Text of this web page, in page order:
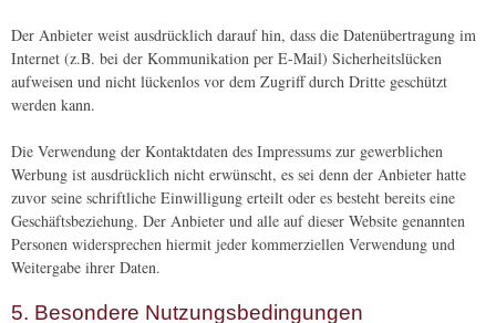
Der Anbieter weist ausdrücklich darauf hin, dass die Datenübertragung im
Internet (z.B. bei der Kommunikation per E-Mail) Sicherheitslücken
aufweisen und nicht lückenlos vor dem Zugriff durch Dritte geschützt
werden kann.
Die Verwendung der Kontaktdaten des Impressums zur gewerblichen
Werbung ist ausdrücklich nicht erwünscht, es sei denn der Anbieter hatte
zuvor seine schriftliche Einwilligung erteilt oder es besteht bereits eine
Geschäftsbeziehung. Der Anbieter und alle auf dieser Website genannten
Personen widersprechen hiermit jeder kommerziellen Verwendung und
Weitergabe ihrer Daten.
5. Besondere Nutzungsbedingungen